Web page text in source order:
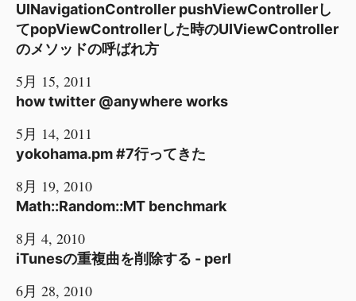
UINavigationController pushViewControllerし
てpopViewControllerした時のUIViewController
のメソッドの呼ばれ方
5月 15, 2011
how twitter @anywhere works
5月 14, 2011
yokohama.pm #7行ってきた
8月 19, 2010
Math::Random::MT benchmark
8月 4, 2010
iTunesの重複曲を削除する - perl
6月 28, 2010